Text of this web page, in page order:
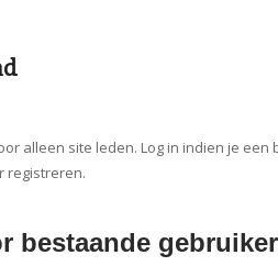
alleen site leden. Log in indien je
registreren.
bestaande